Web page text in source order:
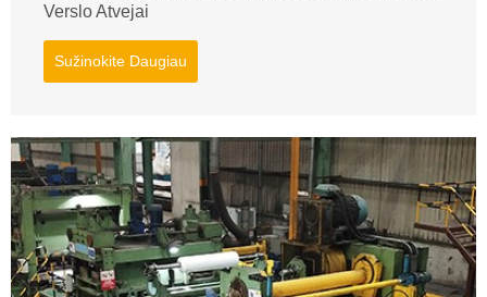
Verslo Atvejai
Sužinokite Daugiau